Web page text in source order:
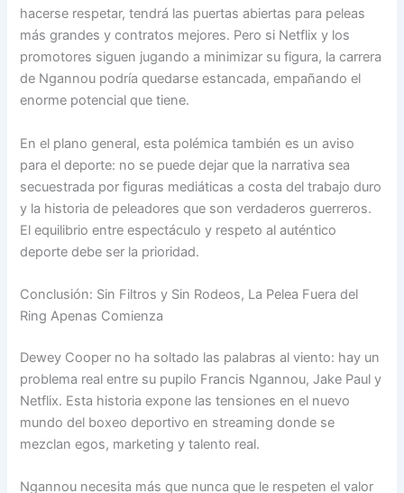
hacerse respetar, tendrá las puertas abiertas para peleas
más grandes y contratos mejores. Pero si Netflix y los
promotores siguen jugando a minimizar su figura, la carrera
de Ngannou podría quedarse estancada, empañando el
enorme potencial que tiene.
En el plano general, esta polémica también es un aviso
para el deporte: no se puede dejar que la narrativa sea
secuestrada por figuras mediáticas a costa del trabajo duro
y la historia de peleadores que son verdaderos guerreros.
El equilibrio entre espectáculo y respeto al auténtico
deporte debe ser la prioridad.
Conclusión: Sin Filtros y Sin Rodeos, La Pelea Fuera del
Ring Apenas Comienza
Dewey Cooper no ha soltado las palabras al viento: hay un
problema real entre su pupilo Francis Ngannou, Jake Paul y
Netflix. Esta historia expone las tensiones en el nuevo
mundo del boxeo deportivo en streaming donde se
mezclan egos, marketing y talento real.
Ngannou necesita más que nunca que le respeten el valor